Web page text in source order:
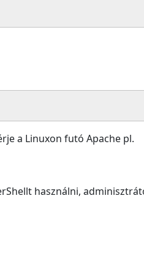
a Linuxon futó Apache pl.
használni,